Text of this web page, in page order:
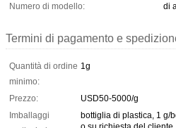
Numero di modello:
di
Termini di pagamento e
Quantità di ordine
minimo:
1g
Prezzo:
USD50-5000/g
Imballaggi
bottiglia di plastica, 1 g/